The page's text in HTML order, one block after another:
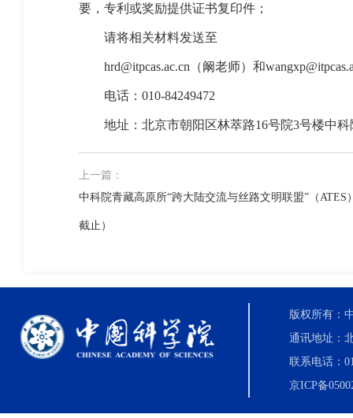
要，专利或奖励提供证书复印件；
请将相关材料发送至
hrd@itpcas.ac.cn （阚老师）和
电话： 010-84249472
地址：北京市朝阳区林萃路16号院3号楼中科
上一篇：
中科院青藏高原所“跨大陆交流与丝路文明联盟”（ATES
截止）
版权所有：
通讯地址：
联系电话：
京ICP备